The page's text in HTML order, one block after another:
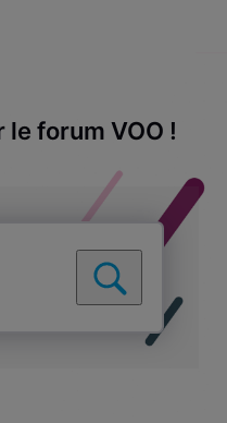
le forum VOO !